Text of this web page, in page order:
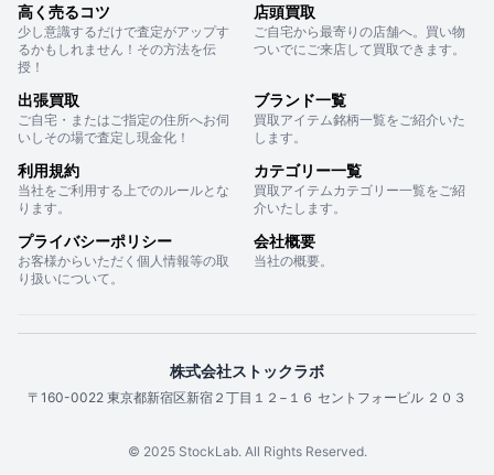
高く売るコツ
少し意識するだけで査定がアップす
るかもしれません！その方法を伝
授！
店頭買取
ご自宅から最寄りの店舗へ。買い物
ついでにご来店して買取できます。
出張買取
ご自宅・またはご指定の住所へお伺
いしその場で査定し現金化！
ブランド一覧
買取アイテム銘柄一覧をご紹介いた
します。
利用規約
当社をご利用する上でのルールとな
ります。
カテゴリー一覧
買取アイテムカテゴリー一覧をご紹
介いたします。
プライバシーポリシー
お客様からいただく個人情報等の取
り扱いについて。
会社概要
当社の概要。
株式会社ストックラボ
〒160-0022 東京都新宿区新宿２丁目１２−１６ セントフォービル ２０３
© 2025 StockLab. All Rights Reserved.